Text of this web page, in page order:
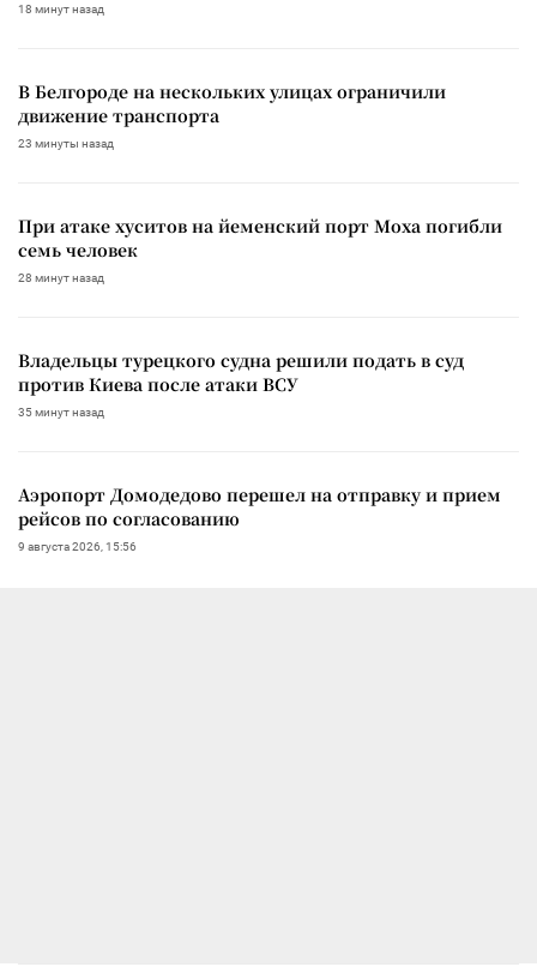
18 минут назад
В Белгороде на нескольких улицах ограничили
движение транспорта
23 минуты назад
При атаке хуситов на йеменский порт Моха погибли
семь человек
28 минут назад
Владельцы турецкого судна решили подать в суд
против Киева после атаки ВСУ
35 минут назад
Аэропорт Домодедово перешел на отправку и прием
рейсов по согласованию
9 августа 2026, 15:56